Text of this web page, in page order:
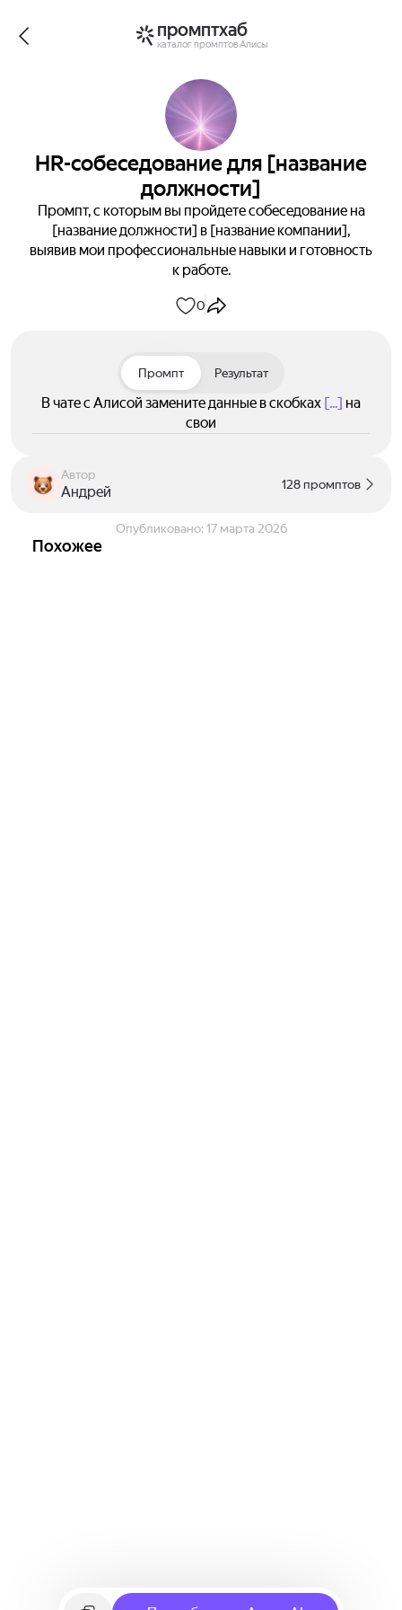
промптхаб
каталог промптов Алисы
HR-собеседование для [название
должности]
Промпт, с которым вы пройдете собеседование на
[название должности] в [название компании],
выявив мои профессиональные навыки и готовность
к работе.
0
Промпт Результат
В чате с Алисой замените данные в скобках [...] на
свои
Автор
Андрей 128 промптов
Опубликовано: 17 марта 2026
Похожее